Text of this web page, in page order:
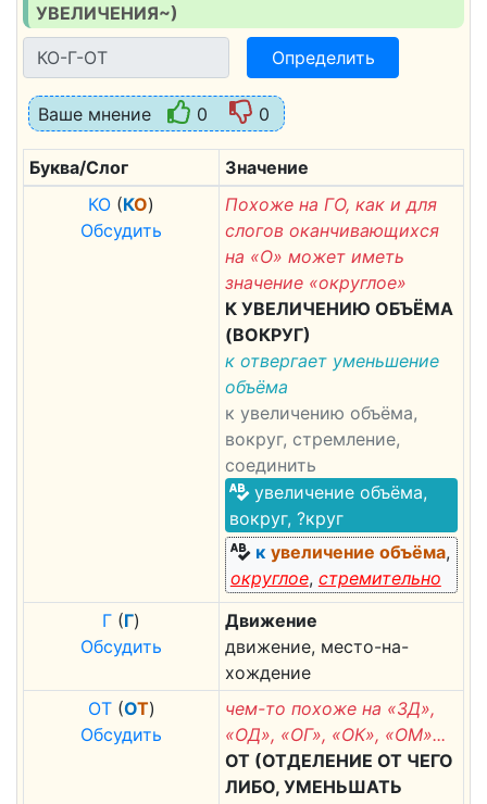
УВЕЛИЧЕНИЯ~)
Определить
Ваше мнение 0 0
Буква/Слог
Значение
КО (КО)
Обсудить
Похоже на ГО, как и для
слогов оканчивающихся
на «О» может иметь
значение «округлое»
К УВЕЛИЧЕНИЮ ОБЪЁМА
(ВОКРУГ)
к отвергает уменьшение
объёма
к увеличению объёма,
вокруг, стремление,
соединить
увеличение объёма,
вокруг, ?круг
к увеличение объёма,
округлое, стремительно
Г (Г)
Обсудить
Движение
движение, место-на-
хождение
ОТ(ОТ)
Обсудить
чем-то похоже на «ЗД»,
«ОД», «ОГ», «ОК», «ОМ»...
ОТ (ОТДЕЛЕНИЕ ОТ ЧЕГО
ЛИБО, УМЕНЬШАТЬ